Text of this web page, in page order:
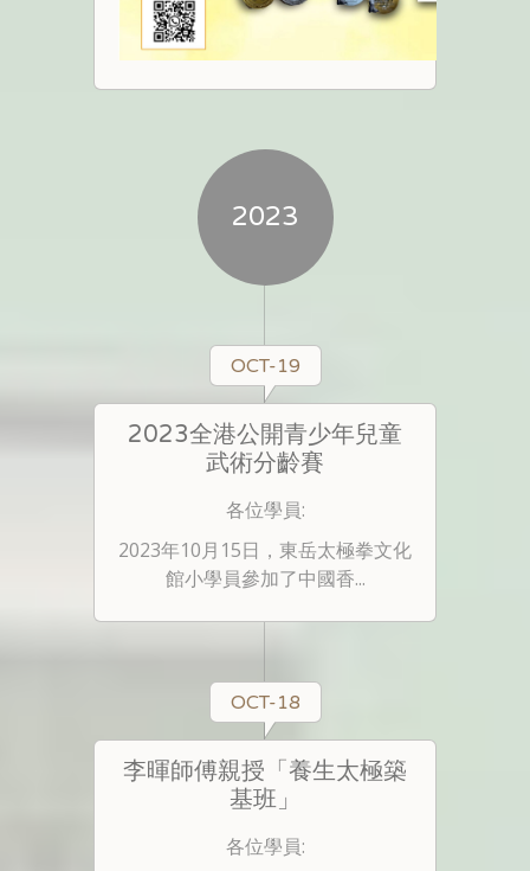
2023
OCT-19
2023全港公開青少年兒童
武術分齡賽
各位學員:
2023年10月15日，東岳太極拳文化
館小學員參加了中國香...
OCT-18
李暉師傅親授「養生太極築
基班」
各位學員: